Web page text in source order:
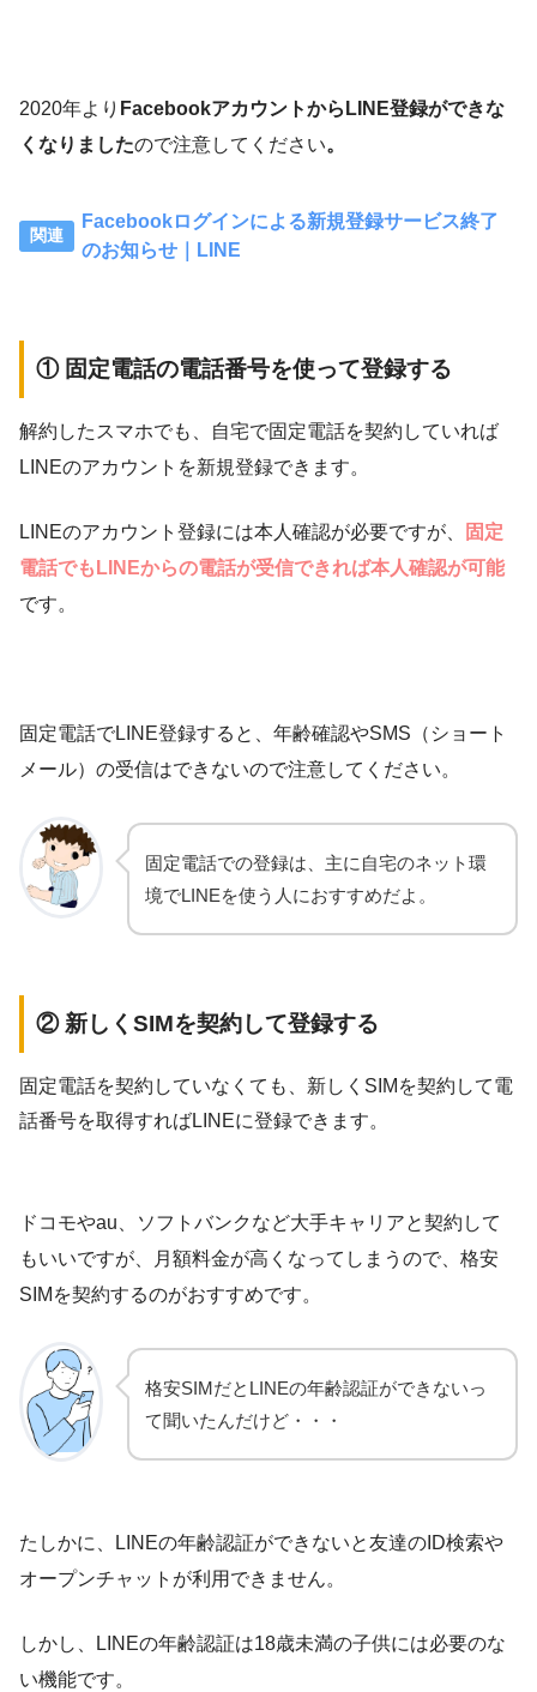
2020年より FacebookアカウントからLINE登録ができな
くなりましたので注意してください。
Facebookログインによる新規登録サービス終了
のお知らせ｜LINE
① 固定電話の電話番号を使って登録する
解約したスマホでも、自宅で固定電話を契約していれば
LINEのアカウントを新規登録できます。
LINEのアカウント登録には本人確認が必要ですが、
固定
電話でもLINEからの電話が受信できれば本人確認が可能
です。
固定電話でLINE登録すると、年齢確認やSMS（ショート
メール）の受信はできないので注意してください。
固定電話での登録は、主に自宅のネット環
境でLINEを使う人におすすめだよ。
② 新しくSIMを契約して登録する
固定電話を契約していなくても、新しくSIMを契約して電
話番号を取得すればLINEに登録できます。
ドコモやau、ソフトバンクなど大手キャリアと契約して
もいいですが、月額料金が高くなってしまうので、格安
SIMを契約するのがおすすめです。
格安SIMだとLINEの年齢認証ができないっ
て聞いたんだけど・・・
たしかに、LINEの年齢認証ができないと友達のID検索や
オープンチャットが利用できません。
しかし、LINEの年齢認証は18歳未満の子供には必要のな
い機能です。